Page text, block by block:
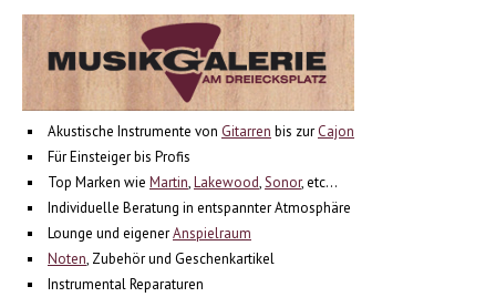
Akustische Instrumente von Gitarren bis zur Cajon
Für Einsteiger bis Profis
Top Marken wie Martin,Lakewood,Sonor, etc...
Individuelle Beratung in entspannter Atmosphäre
Lounge und eigenerAnspielraum
Noten, Zubehör und Geschenkartikel
Instrumental Reparaturen